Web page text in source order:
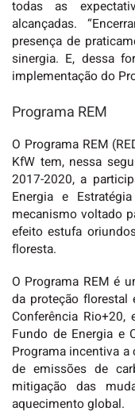
todas as
alcançadas.
presença de
sinergia. E, dessa
implementação do
Programa REM
O Programa REM
KfW tem, nessa
2017-2020, a
Energia e
mecanismo voltado
efeito estufa
floresta.
O Programa REM é
da proteção
Conferência
Fundo de Energia e
Programa incentiva a
de emissões de
mitigação das
aquecimento global.